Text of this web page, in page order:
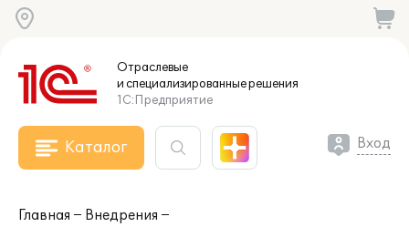
Отраслевые
и специализированныерешения
1С:Предприятие
Каталог Вход
Главная
Внедрения